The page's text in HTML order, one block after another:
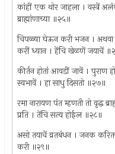
कांहीं एक थोर जाहला । वस्त्रें
ब्राह्मांणाच्या ॥२५॥
चिपळ्या घेऊन करी भजन । अथवा
करीं ध्यान । हेंचि खेळणें जयाचें
कीर्तन होतां आवडीं जावें । पुराण
स्वभावें । हा साधु दिसतो ॥२७॥
रमा नारायण पंत म्हणती तो वृद्ध
प्रति । तेंचि सत्य होईल ॥२८॥
असो तयाचें व्रतबंधन । जनक
करी ॥२९॥